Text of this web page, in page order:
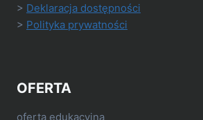
> Deklaracja dostępności
> Polityka prywatności
OFERTA
oferta edukacyjna